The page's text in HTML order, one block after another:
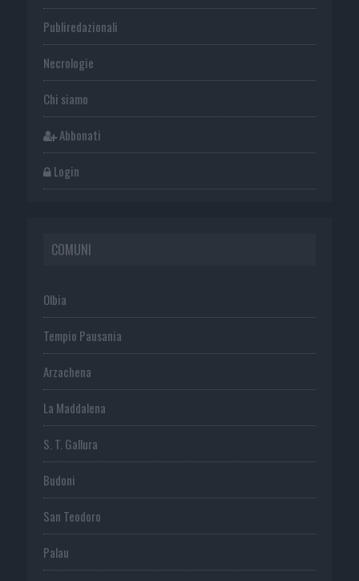
Publiredazionali
Necrologie
Chi siamo
Abbonati
Login
COMUNI
Olbia
Tempio Pausania
Arzachena
La Maddalena
S. T. Gallura
Budoni
San Teodoro
Palau